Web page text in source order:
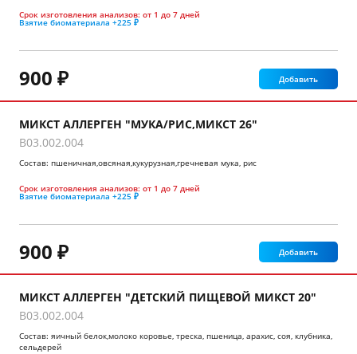
Срок изготовления анализов: от 1 до 7 дней
Взятие биоматериала +225 ₽
900 ₽ Добавить
МИКСТ АЛЛЕРГЕН "МУКА/РИС,МИКСТ 26"
B03.002.004
Состав: пшеничная,овсяная,кукурузная,гречневая мука, рис
Срок изготовления анализов: от 1 до 7 дней
Взятие биоматериала +225 ₽
900 ₽ Добавить
МИКСТ АЛЛЕРГЕН "ДЕТСКИЙ ПИЩЕВОЙ МИКСТ 20"
B03.002.004
Состав: яичный белок,молоко коровье, треска, пшеница, арахис, соя, клубника,
сельдерей